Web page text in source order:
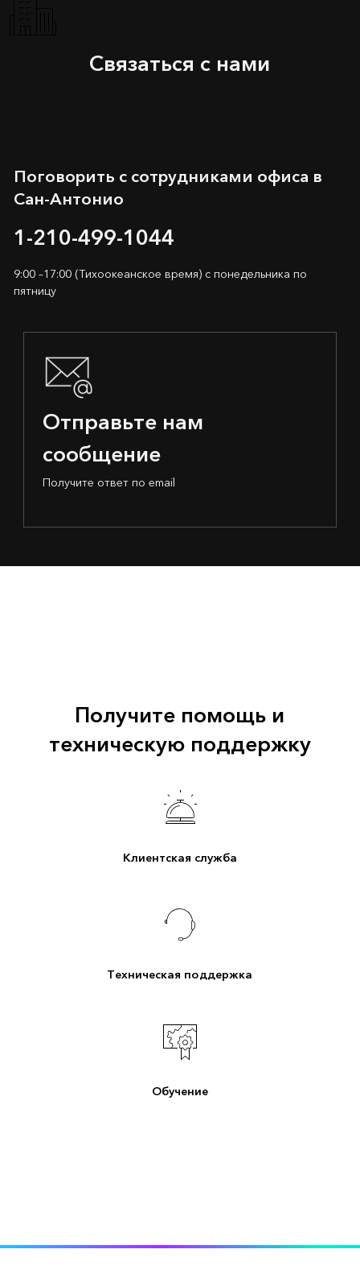
Связаться с нами
Поговорить с сотрудниками офиса в
Сан-Антонио
1-210-499-1044
9:00 –17:00 (Тихоокеанское время) с понедельника по
пятницу
Отправьте нам
сообщение
Получите ответ по email
Получите помощь и
техническую поддержку
Клиентская служба
Техническая поддержка
Обучение